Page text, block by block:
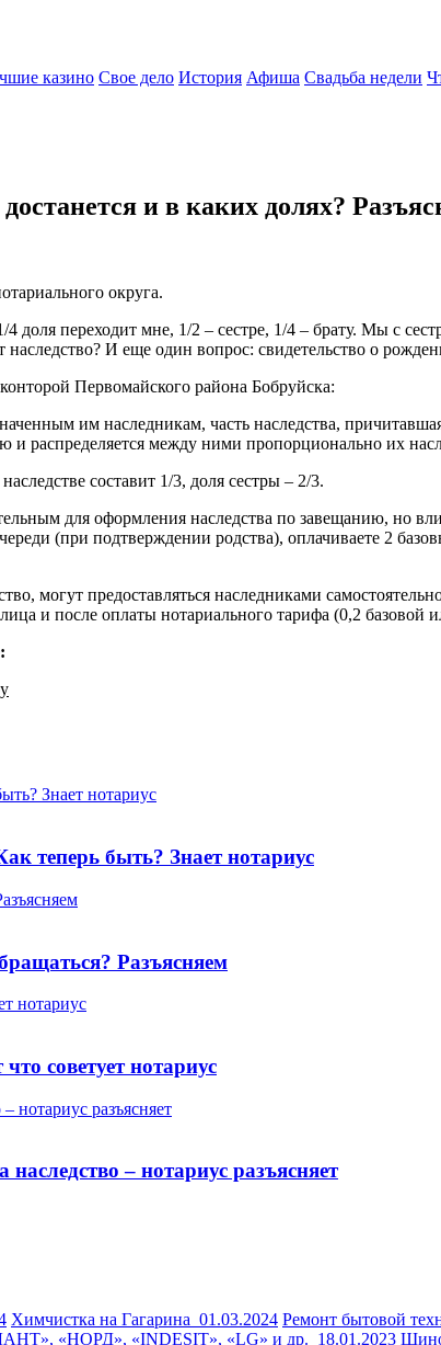
казино Свое дело История Афиша Свадьба недели
и в каких долях?
округа.
доля переходит мне, 1/2 – сестре, 1/4 – брату. Мы с
И еще один вопрос: свидетельство о
Первомайского района Бобруйска:
им наследникам, часть наследства,
распределяется между ними пропорционально их
составит 1/3, доля сестры – 2/3.
для оформления наследства по завещанию, но
(при подтверждении родства), оплачиваете 2
могут предоставляться наследниками
и после оплаты нотариального тарифа (0,2 базовой
теперь быть? Знает нотариус
Разъясняем
советует нотариус
– нотариус разъясняет
Химчистка на Гагарина 01.03.2024 Ремонт бытовой
«НОРД», «INDESIT», «LG» и др. 18.01.2023